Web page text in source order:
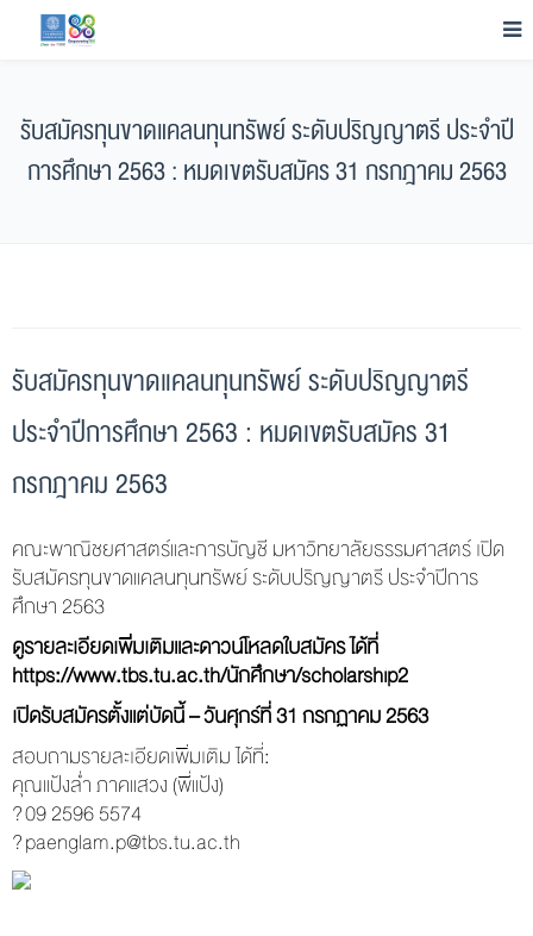
รับสมัครทุนขาดแคลนทุนทรัพย์ ระดับปริญญาตรี ประจำปี
การศึกษา 2563 : หมดเขตรับสมัคร 31 กรกฎาคม 2563
รับสมัครทุนขาดแคลนทุนทรัพย์ ระดับปริญญาตรี
ประจำปีการศึกษา 2563 : หมดเขตรับสมัคร 31
กรกฎาคม 2563
คณะพาณิชยศาสตร์และการบัญชี มหาวิทยาลัยธรรมศาสตร์ เปิด
รับสมัครทุนขาดแคลนทุนทรัพย์ ระดับปริญญาตรี ประจำปีการ
ศึกษา 2563
ดูรายละเอียดเพิ่มเติมและดาวน์โหลดใบสมัคร ได้ที่
https://www.tbs.tu.ac.th/นักศึกษา/scholarship2
เปิดรับสมัครตั้งแต่บัดนี้ – วันศุกร์ที่ 31 กรกฏาคม 2563
สอบถามรายละเอียดเพิ่มเติม ได้ที่:
คุณแป้งล่ำ ภาคแสวง (พี่แป้ง)
? 09 2596 5574
? paenglam.p@tbs.tu.ac.th